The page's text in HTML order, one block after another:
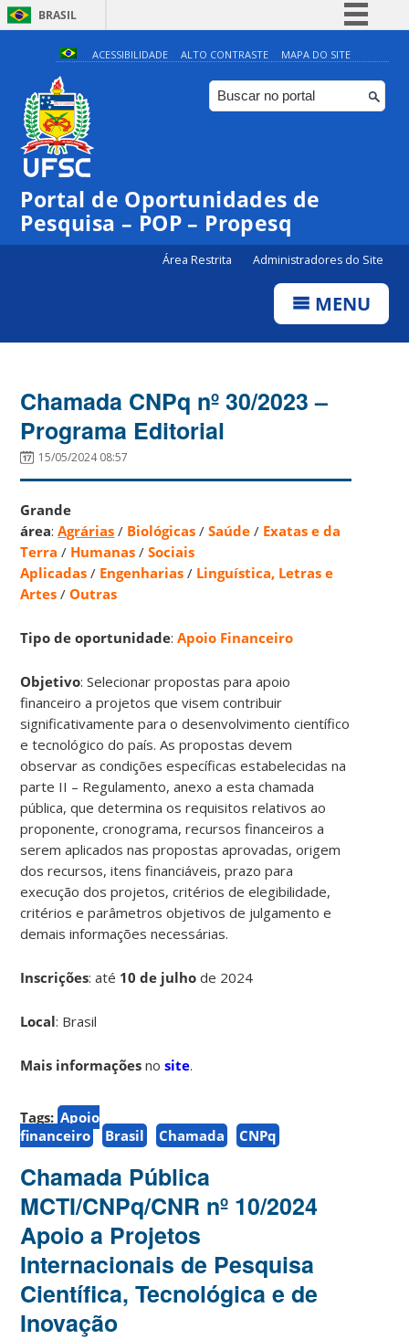
BRASIL
Simplifique!
Comunica BR
Participe
Canais
ACESSIBILIDADE ALTO CONTRASTE MAPA DO SITE
Portal de Oportunidades de
Pesquisa – POP – Propesq
Área Restrita Administradores do Site
MENU
Chamada CNPq nº 30/2023 –
Programa Editorial
15/05/2024 08:57
Grande
área:Agrárias / Biológicas /Saúde / Exatas e da
Terra / Humanas /Sociais
Aplicadas / Engenharias / Linguística, Letras e
Artes /Outras
Tipo de oportunidade:Apoio Financeiro
Objetivo: Selecionar propostas para apoio
financeiro a projetos que visem contribuir
significativamente para o desenvolvimento científico
e tecnológico do país. As propostas devem
observar as condições específicas estabelecidas na
parte II – Regulamento, anexo a esta chamada
pública, que determina os requisitos relativos ao
proponente, cronograma, recursos financeiros a
serem aplicados nas propostas aprovadas, origem
dos recursos, itens financiáveis, prazo para
execução dos projetos, critérios de elegibilidade,
critérios e parâmetros objetivos de julgamento e
demais informações necessárias.
Inscrições: até 10 de julhode 2024
Local: Brasil
Mais informações nosite.
Tags: Apoio
financeiro
Brasil Chamada CNPq
Chamada Pública
MCTI/CNPq/CNR nº 10/2024
Apoio a Projetos
Internacionais de Pesquisa
Científica, Tecnológica e de
Inovação